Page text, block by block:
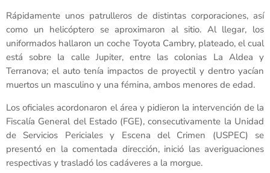
Rápidamente unos patrulleros de distintas corporaciones, así
como un helicóptero se aproximaron al sitio. Al llegar, los
uniformados hallaron un coche Toyota Cambry, plateado, el cual
está sobre la calle Jupiter, entre las colonias La Aldea y
Terranova; el auto tenía impactos de proyectil y dentro yacían
muertos un masculino y una fémina, ambos menores de edad.
Los oficiales acordonaron el área y pidieron la intervención de la
Fiscalía General del Estado (FGE), consecutivamente la Unidad
de Servicios Periciales y Escena del Crimen (USPEC) se
presentó en la comentada dirección, inició las averiguaciones
respectivas y trasladó los cadáveres a la morgue.